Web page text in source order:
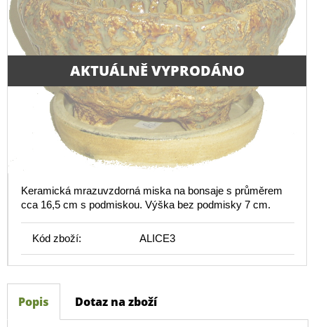
AKTUÁLNĚ VYPRODÁNO
Keramická mrazuvzdorná miska na bonsaje s průměrem
cca 16,5 cm s podmiskou. Výška bez podmisky 7 cm.
Kód zboží: ALICE3
Popis Dotaz na zboží